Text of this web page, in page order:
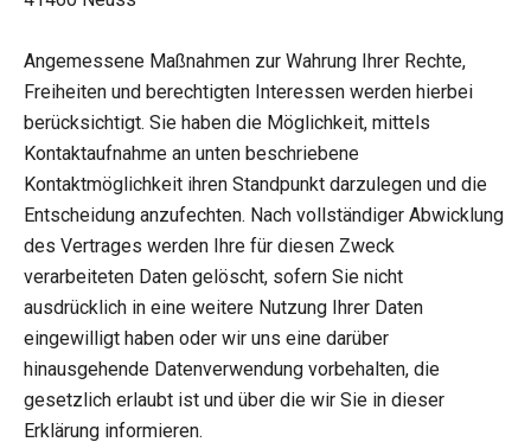
Angemessene Maßnahmen zur Wahrung Ihrer Rechte,
Freiheiten und berechtigten Interessen werden hierbei
berücksichtigt. Sie haben die Möglichkeit, mittels
Kontaktaufnahme an unten beschriebene
Kontaktmöglichkeit ihren Standpunkt darzulegen und die
Entscheidung anzufechten. Nach vollständiger Abwicklung
des Vertrages werden Ihre für diesen Zweck
verarbeiteten Daten gelöscht, sofern Sie nicht
ausdrücklich in eine weitere Nutzung Ihrer Daten
eingewilligt haben oder wir uns eine darüber
hinausgehende Datenverwendung vorbehalten, die
gesetzlich erlaubt ist und über die wir Sie in dieser
Erklärung informieren.